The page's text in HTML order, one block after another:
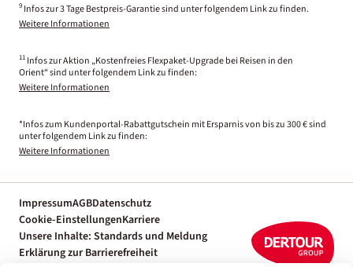
9 Infos zur 3 Tage Bestpreis-Garantie sind unter folgendem Link zu finden.
Weitere Informationen
11 Infos zur Aktion „Kostenfreies Flexpaket-Upgrade bei Reisen in den
Orient“ sind unter folgendem Link zu finden:
Weitere Informationen
*Infos zum Kundenportal-Rabattgutschein mit Ersparnis von bis zu 300 € sind
unter folgendem Link zu finden:
Weitere Informationen
ImpressumAGBDatenschutz
Cookie-EinstellungenKarriere
Unsere Inhalte: Standards und Meldung
Erklärung zur Barrierefreiheit